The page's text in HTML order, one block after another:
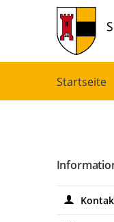
Startseite